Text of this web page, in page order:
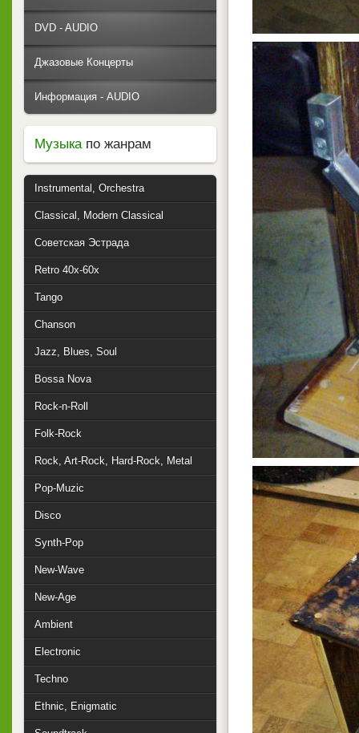
DVD - AUDIO
Джазовые Концерты
Информация - AUDIO
Музыкапо жанрам
Instrumental, Orchestra
Classical, Modern Classical
Советская Эстрада
Retro 40x-60x
Tango
Chanson
Jazz, Blues, Soul
Bossa Nova
Rock-n-Roll
Folk-Rock
Rock, Art-Rock, Hard-Rock, Metal
Pop-Muzic
Disco
Synth-Pop
New-Wave
New-Age
Ambient
Electronic
Techno
Ethnic, Enigmatic